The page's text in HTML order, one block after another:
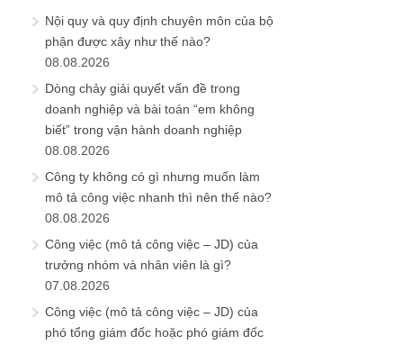
Nội quy và quy định chuyên môn của bộ
phận được xây như thế nào?
08.08.2026
Dòng chảy giải quyết vấn đề trong
doanh nghiệp và bài toán “em không
biết” trong vận hành doanh nghiệp
08.08.2026
Công ty không có gì nhưng muốn làm
mô tả công việc nhanh thì nên thế nào?
08.08.2026
Công việc (mô tả công việc – JD) của
trưởng nhóm và nhân viên là gì?
07.08.2026
Công việc (mô tả công việc – JD) của
phó tổng giám đốc hoặc phó giám đốc